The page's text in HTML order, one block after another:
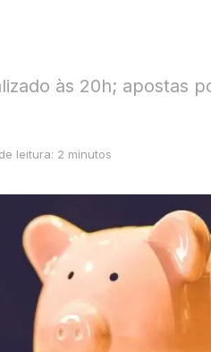
às 20h; apostas
leitura: 2 minutos